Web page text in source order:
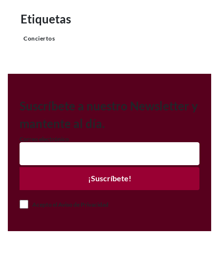
Etiquetas
Conciertos
Suscríbete a nuestro Newsletter y
mantente al día.
Correo electrónico
¡Suscríbete!
Acepto el Aviso de Privacidad